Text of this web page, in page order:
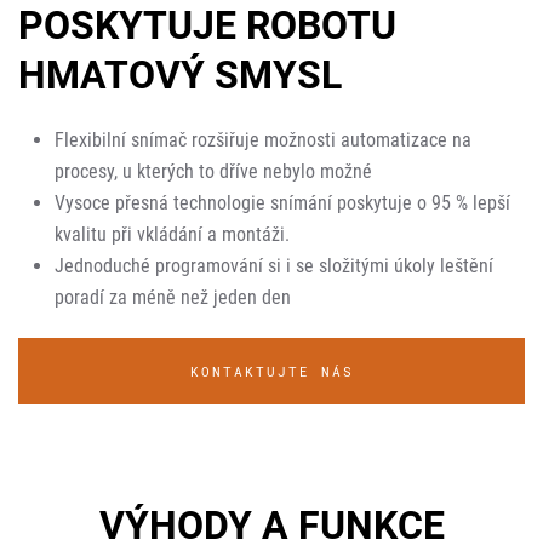
POSKYTUJE ROBOTU
HMATOVÝ SMYSL
Flexibilní snímač rozšiřuje možnosti automatizace na
procesy, u kterých to dříve nebylo možné
Vysoce přesná technologie snímání poskytuje o 95 % lepší
kvalitu při vkládání a montáži.
Jednoduché programování si i se složitými úkoly leštění
poradí za méně než jeden den
KONTAKTUJTE NÁS
VÝHODY A FUNKCE